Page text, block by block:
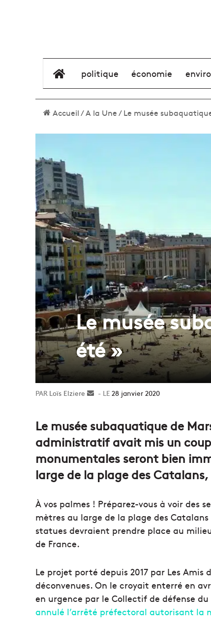
élément de menu
politique économie
Accueil/A la Une/Le musée
Le musée
été »
Loïs Elziere
Envoyer28 janvier 2020
Le musée subaquatique de
administratif avait mis un
monumentales seront bien
large de la plage des
À vos palmes ! Préparez-vous à voir des
mètres au large de la plage des
statues devraient prendre place au
de France.
Le projet porté depuis 2017 par Les
déconvenues. On le croyait enterré en
en urgence par le Collectif de défense
annulé l’arrêté préfectoral autorisant la